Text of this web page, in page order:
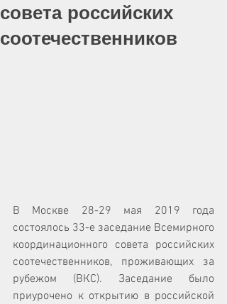
совета российских
соотечественников
В Москве 28-29 мая 2019 года
состоялось 33-е заседание Всемирного
координационного совета российских
соотечественников, проживающих за
рубежом (ВКС). Заседание было
приурочено к открытию в российской